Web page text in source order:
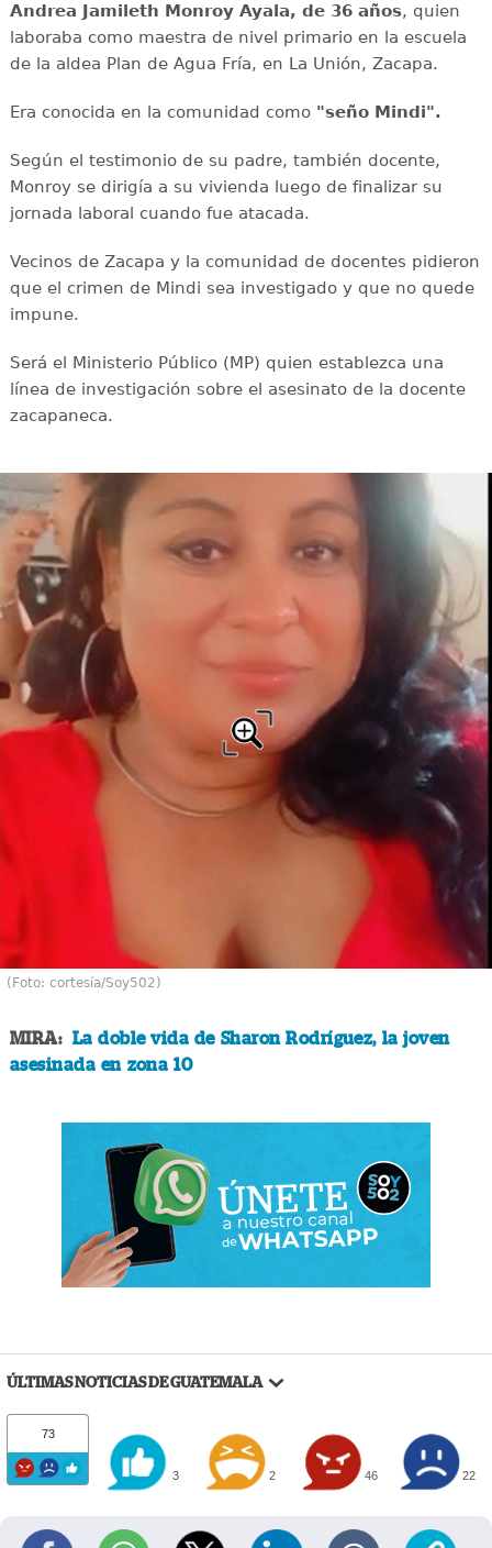
Andrea Jamileth Monroy Ayala, de 36 años, quien
laboraba como maestra de nivel primario en la escuela
de la aldea Plan de Agua Fría, en La Unión, Zacapa.
Era conocida en la comunidad como "seño Mindi".
Según el testimonio de su padre, también docente,
Monroy se dirigía a su vivienda luego de finalizar su
jornada laboral cuando fue atacada.
Vecinos de Zacapa y la comunidad de docentes pidieron
que el crimen de Mindi sea investigado y que no quede
impune.
Será el Ministerio Público (MP) quien establezca una
línea de investigación sobre el asesinato de la docente
zacapaneca.
(Foto: cortesía/Soy502)
MIRA: La doble vida de Sharon Rodríguez, la joven
asesinada en zona 10
ÚLTIMAS NOTICIAS DE GUATEMALA
73
3 2 46 22